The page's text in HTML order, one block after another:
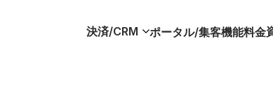
決済/CRM ポータル/集客機能料金